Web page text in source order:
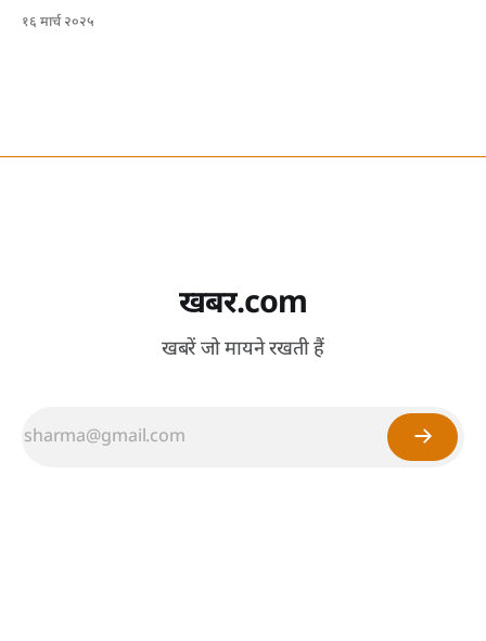
१६ मार्च २०२५
खबर.com
खबरें जो मायने रखती हैं